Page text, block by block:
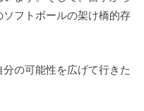
フトボールの架け橋的存
の可能性を広げて行き た